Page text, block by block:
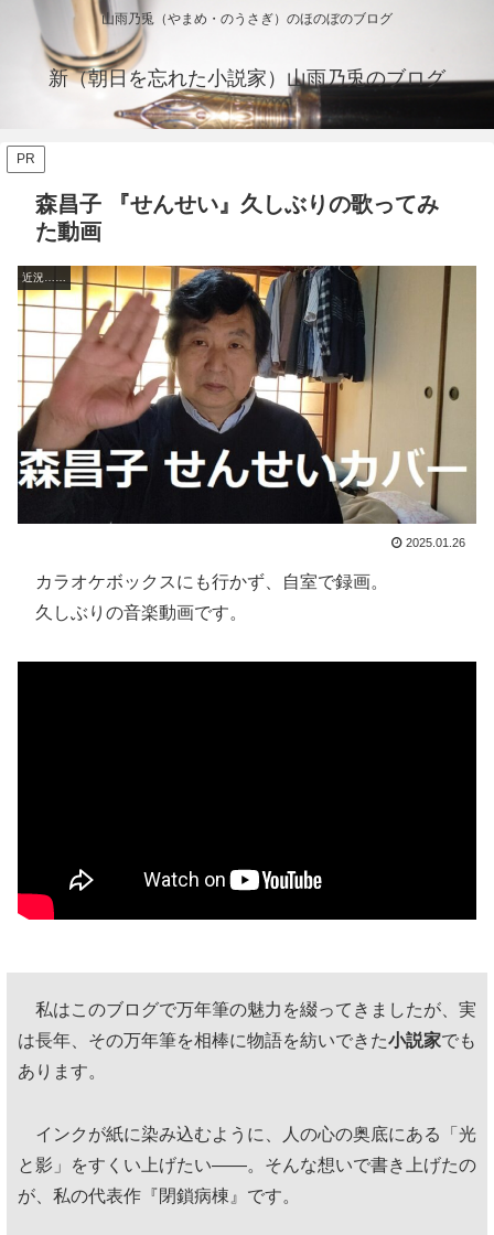
山雨乃兎（やまめ・のうさぎ）のほのぼのブログ
新（朝日を忘れた小説家）山雨乃兎のブログ
PR
森昌子 『せんせい』久しぶりの歌ってみ
た動画
近況……
2025.01.26
カラオケボックスにも行かず、自室で録画。
久しぶりの音楽動画です。
私はこのブログで万年筆の魅力を綴ってきましたが、実
は長年、その万年筆を相棒に物語を紡いできた小説家でも
あります。
インクが紙に染み込むように、人の心の奥底にある「光
と影」をすくい上げたい——。そんな想いで書き上げたの
が、私の代表作『閉鎖病棟』です。